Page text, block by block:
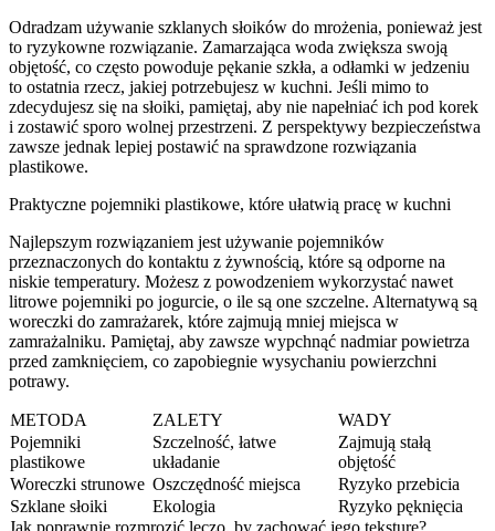
Odradzam używanie szklanych słoików do mrożenia, ponieważ jest
to ryzykowne rozwiązanie. Zamarzająca woda zwiększa swoją
objętość, co często powoduje pękanie szkła, a odłamki w jedzeniu
to ostatnia rzecz, jakiej potrzebujesz w kuchni. Jeśli mimo to
zdecydujesz się na słoiki, pamiętaj, aby nie napełniać ich pod korek
i zostawić sporo wolnej przestrzeni. Z perspektywy bezpieczeństwa
zawsze jednak lepiej postawić na sprawdzone rozwiązania
plastikowe.
Praktyczne pojemniki plastikowe, które ułatwią pracę w kuchni
Najlepszym rozwiązaniem jest używanie pojemników
przeznaczonych do kontaktu z żywnością, które są odporne na
niskie temperatury. Możesz z powodzeniem wykorzystać nawet
litrowe pojemniki po jogurcie, o ile są one szczelne. Alternatywą są
woreczki do zamrażarek, które zajmują mniej miejsca w
zamrażalniku. Pamiętaj, aby zawsze wypchnąć nadmiar powietrza
przed zamknięciem, co zapobiegnie wysychaniu powierzchni
potrawy.
METODA ZALETY
WADY
Pojemniki
plastikowe
Szczelność, łatwe
układanie
Zajmują stałą
objętość
Woreczki strunowe Oszczędność miejsca
Ryzyko przebicia
Szklane słoiki
Ekologia
Ryzyko pęknięcia
Jak poprawnie rozmrozić leczo, by zachować jego teksturę?